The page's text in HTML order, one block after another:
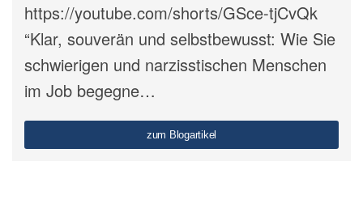
https://youtube.com/shorts/GSce-tjCvQk
“Klar, souverän und selbstbewusst: Wie Sie
schwierigen und narzisstischen Menschen
im Job begegne…
zum Blogartikel